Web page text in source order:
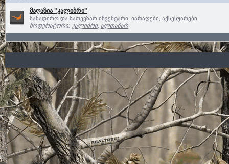
მაღაზია "კალიბრი"
სანადირო და სათევზაო ინვენტარი, იარაღები, აქსესუარები
მოდერატორი: კალიბრი, ალთაზარ